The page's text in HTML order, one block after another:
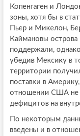
Копенгаген и
зоны, хотя бы в
Пьер и Микелон,
Каймановы
поддержали,
убедив Мексику в
территории
поставки в
отношении США не
дефицитов на
По некоторым
введены и в